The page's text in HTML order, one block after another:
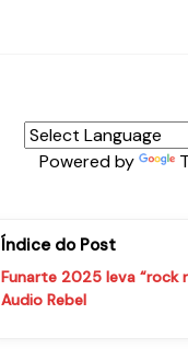
Powered by
Índice do Post
Funarte 2025 leva “rock
Audio Rebel